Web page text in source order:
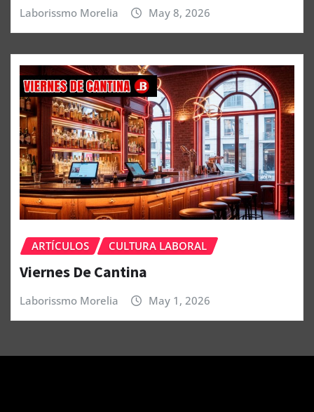
Laborissmo Morelia May 8, 2026
ARTÍCULOS CULTURA LABORAL
Viernes De Cantina
Laborissmo Morelia May 1, 2026